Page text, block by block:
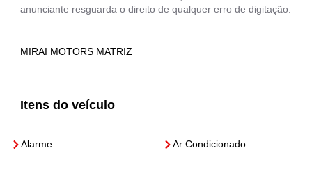
anunciante resguarda o direito de qualquer erro de digitação.
MIRAI MOTORS MATRIZ
Itens do veículo
Alarme Ar Condicionado